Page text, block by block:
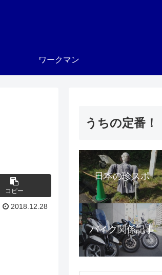
ワークマン
コピー
2018.12.28
うちの定番！
日本の珍スポ
バイク関係記事